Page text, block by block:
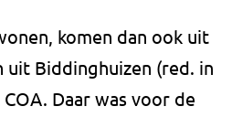
komen dan ook uit
uit Biddinghuizen (red. in
Daar was voor de